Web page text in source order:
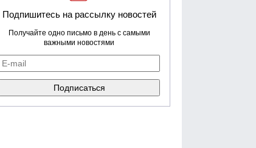
Подпишитесь на рассылку новостей
Получайте одно письмо в день с самыми
важными новостями